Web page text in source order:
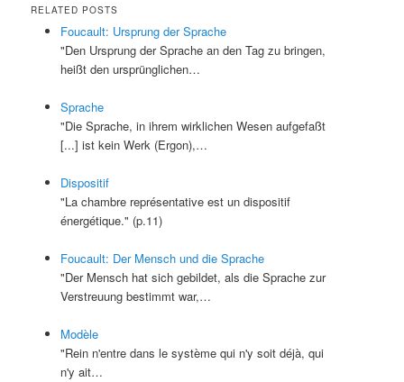
RELATED POSTS
Foucault: Ursprung der Sprache
"Den Ursprung der Sprache an den Tag zu bringen,
heißt den ursprünglichen…
Sprache
"Die Sprache, in ihrem wirklichen Wesen aufgefaßt
[...] ist kein Werk (Ergon),…
Dispositif
"La chambre représentative est un dispositif
énergétique." (p.11)
Foucault: Der Mensch und die Sprache
"Der Mensch hat sich gebildet, als die Sprache zur
Verstreuung bestimmt war,…
Modèle
"Rein n'entre dans le système qui n'y soit déjà, qui
n'y ait…